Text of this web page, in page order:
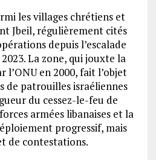
les villages chrétiens et
Jbeil, régulièrement cités
depuis l’escalade
La zone, qui jouxte la
l’ONU en 2000, fait l’objet
de patrouilles israéliennes
du cessez-le-feu de
armées libanaises et la
progressif, mais
de contestations.